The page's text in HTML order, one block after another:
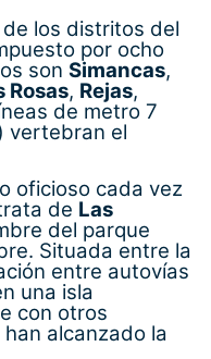
una isla
con otros
alcanzado la
el popular
.
los menos
este de Madrid
cuenta
de Osuna